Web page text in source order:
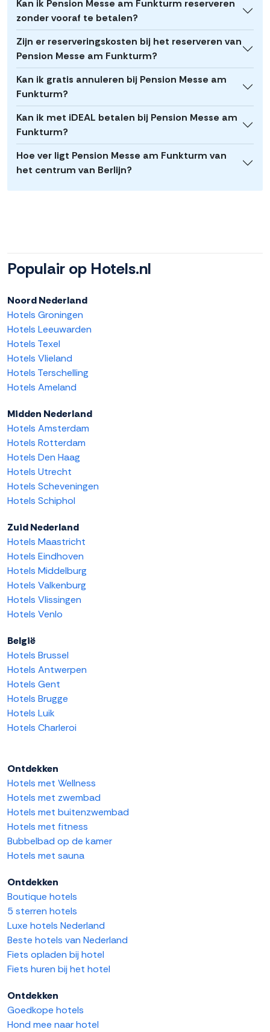
Kan ik Pension Messe am Funkturm reserveren
zonder vooraf te betalen?
Zijn er reserveringskosten bij het reserveren van
Pension Messe am Funkturm?
Kan ik gratis annuleren bij Pension Messe am
Funkturm?
Kan ik met iDEAL betalen bij Pension Messe am
Funkturm?
Hoe ver ligt Pension Messe am Funkturm van
het centrum van Berlijn?
Populair op Hotels.nl
Noord Nederland
Hotels Groningen
Hotels Leeuwarden
Hotels Texel
Hotels Vlieland
Hotels Terschelling
Hotels Ameland
Midden Nederland
Hotels Amsterdam
Hotels Rotterdam
Hotels Den Haag
Hotels Utrecht
Hotels Scheveningen
Hotels Schiphol
Zuid Nederland
Hotels Maastricht
Hotels Eindhoven
Hotels Middelburg
Hotels Valkenburg
Hotels Vlissingen
Hotels Venlo
België
Hotels Brussel
Hotels Antwerpen
Hotels Gent
Hotels Brugge
Hotels Luik
Hotels Charleroi
Ontdekken
Hotels met Wellness
Hotels met zwembad
Hotels met buitenzwembad
Hotels met fitness
Bubbelbad op de kamer
Hotels met sauna
Ontdekken
Boutique hotels
5 sterren hotels
Luxe hotels Nederland
Beste hotels van Nederland
Fiets opladen bij hotel
Fiets huren bij het hotel
Ontdekken
Goedkope hotels
Hond mee naar hotel